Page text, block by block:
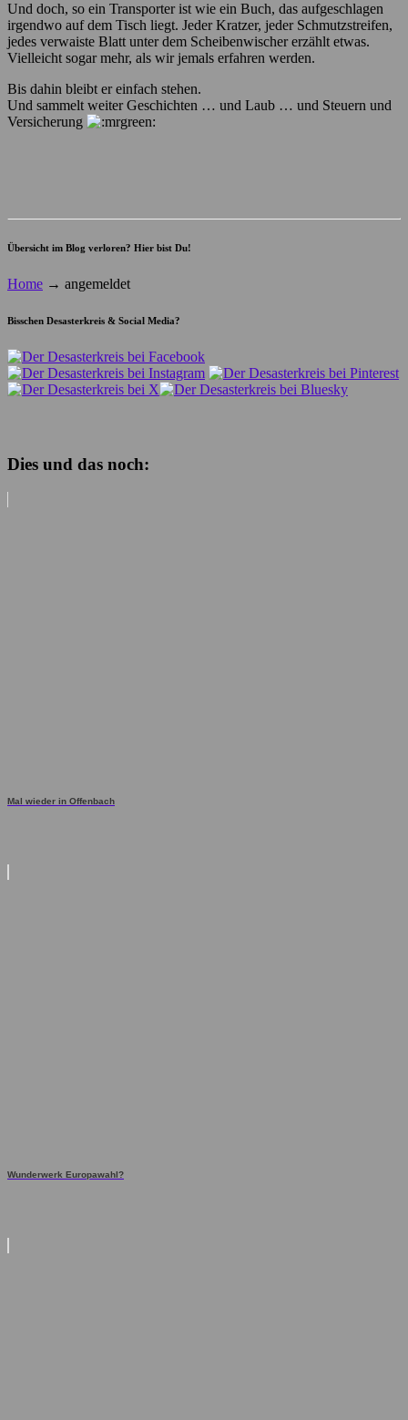
Und doch, so ein Transporter ist wie ein Buch, das aufgeschlagen
irgendwo auf dem Tisch liegt. Jeder Kratzer, jeder Schmutzstreifen,
jedes verwaiste Blatt unter dem Scheibenwischer erzählt etwas.
Vielleicht sogar mehr, als wir jemals erfahren werden.
Bis dahin bleibt er einfach stehen.
Und sammelt weiter Geschichten … und Laub … und Steuern und
Versicherung
Übersicht im Blog verloren? Hier bist Du!
Home → angemeldet
Bisschen Desasterkreis & Social Media?
Dies und das noch:
Mal wieder in Offenbach
Wunderwerk Europawahl?